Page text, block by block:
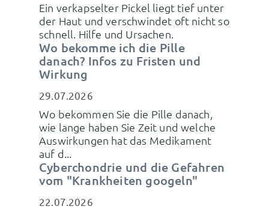
Ein verkapselter Pickel liegt tief unter
der Haut und verschwindet oft nicht so
schnell. Hilfe und Ursachen.
Wo bekomme ich die Pille
danach? Infos zu Fristen und
Wirkung
29.07.2026
Wo bekommen Sie die Pille danach,
wie lange haben Sie Zeit und welche
Auswirkungen hat das Medikament
auf d...
Cyberchondrie und die Gefahren
vom "Krankheiten googeln"
22.07.2026